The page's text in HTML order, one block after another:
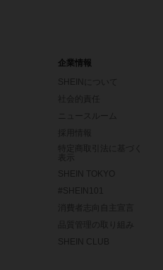
企業情報
SHEINについて
ニュースルーム
SHEIN TOKYO
#SHEIN101
消費者志向自主宣言
品質管理の取り組み
SHEIN CLUB